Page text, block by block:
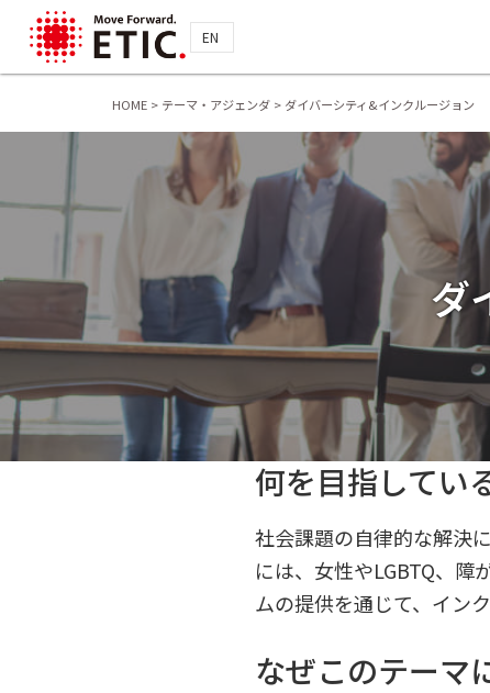
EN
HOME > テーマ・アジェンダ > ダイバーシティ&インクルージョン
ダ
何を目指してい
社会課題の自律的な解決
には、女性やLGBTQ、障
ムの提供を通じて、イン
なぜこのテーマ